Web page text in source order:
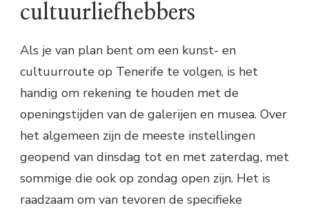
cultuurliefhebbers
Als je van plan bent om een kunst- en
cultuurroute op Tenerife te volgen, is het
handig om rekening te houden met de
openingstijden van de galerijen en musea. Over
het algemeen zijn de meeste instellingen
geopend van dinsdag tot en met zaterdag, met
sommige die ook op zondag open zijn. Het is
raadzaam om van tevoren de specifieke